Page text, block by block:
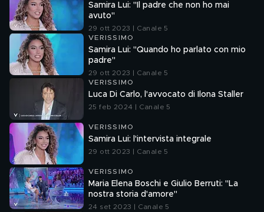
Samira Lui: "Il padre che non ho mai
avuto"
29 ott 2023 | Canale 5
VERISSIMO
Samira Lui: "Quando ho parlato con mio
padre"
29 ott 2023 | Canale 5
VERISSIMO
Luca Di Carlo, l'avvocato di Ilona Staller
25 feb 2024 | Canale 5
VERISSIMO
Samira Lui: l'intervista integrale
29 ott 2023 | Canale 5
VERISSIMO
Maria Elena Boschi e Giulio Berruti: "La
nostra storia d'amore"
24 set 2023 | Canale 5